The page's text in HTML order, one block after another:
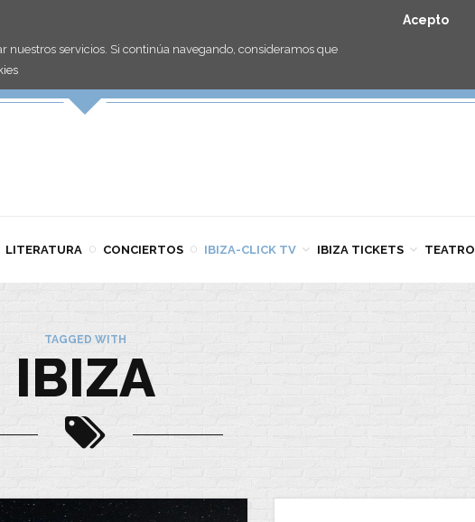
nuestros servicios. Si continúa navegando, consideramos que
Acepto
LITERATURA CONCIERTOS IBIZA-CLICK TV IBIZA TICKETS TEATRO
TAGGED WITH
IBIZA